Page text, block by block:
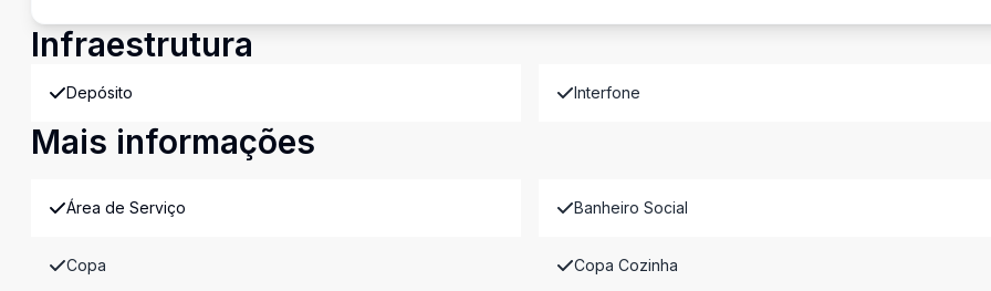
Infraestrutura
Depósito Interfone
Mais informações
Área de Serviço Banheiro Social
Copa Copa Cozinha